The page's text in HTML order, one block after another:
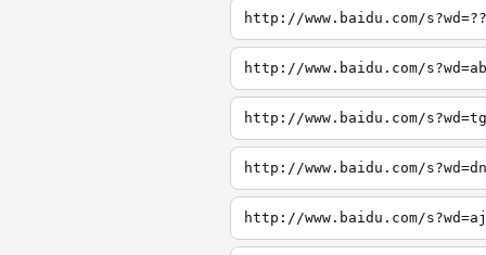
http://www.baidu.com/s?wd=??
http://www.baidu.com/s?wd=ab
http://www.baidu.com/s?wd=tg
http://www.baidu.com/s?wd=dn
http://www.baidu.com/s?wd=aj